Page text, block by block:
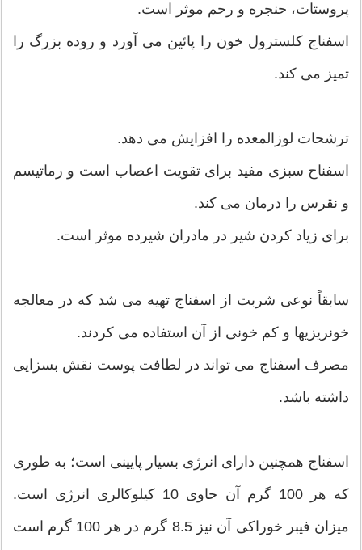
پروستات، حنجره و رحم موثر است.
اسفناج کلسترول خون را پائین می آورد و روده بزرگ را
تمیز می کند.
ترشحات لوزالمعده را افزایش می دهد.
اسفناح سبزی مفید برای تقویت اعصاب است و رماتیسم
و نقرس را درمان می کند.
برای زیاد کردن شیر در مادران شیرده موثر است.
سابقاً نوعی شربت از اسفناج تهیه می شد که در معالجه
خونریزیها و کم خونی از آن استفاده می کردند.
مصرف اسفناج می تواند در لطافت پوست نقش بسزایی
داشته باشد.
اسفناج همچنین دارای انرژی بسیار پایینی است؛ به طوری
که هر 100 گرم آن حاوی 10 کیلوکالری انرژی است.
میزان فیبر خوراکی آن نیز 8.5 گرم در هر 100 گرم است